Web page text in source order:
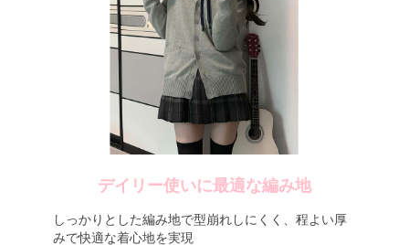
デイリー使いに最適な編み地
しっかりとした編み地で型崩れしにくく、程よい厚
みで快適な着心地を実現